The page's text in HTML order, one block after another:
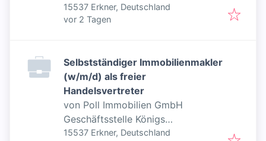
15537 Erkner, Deutschland
Veröffentlicht
vor 2 Tagen
Selbstständiger Immobilienmakler
(w/m/d) als freier
Handelsvertreter
von Poll Immobilien GmbH
Geschäftsstelle Königs
Wusterhausen
15537 Erkner, Deutschland